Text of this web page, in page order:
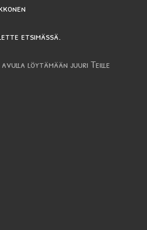
etsimässä.
löytämään juuri Teille